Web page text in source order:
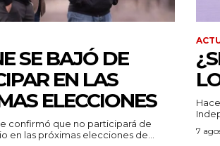
SE BAJÓ DE
EN LAS
ELECCIONES
confirmó que no participará de
en las próximas elecciones de...
7